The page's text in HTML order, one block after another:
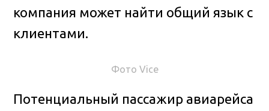
компания может найти общий язык с
клиентами.
Фото Vice
Потенциальный пассажир авиарейса